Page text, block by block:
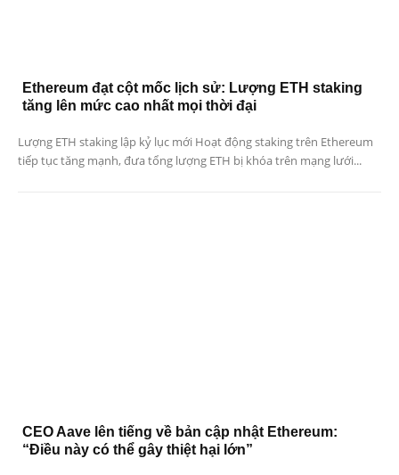
Ethereum đạt cột mốc lịch sử: Lượng ETH staking
tăng lên mức cao nhất mọi thời đại
Lượng ETH staking lập kỷ lục mới Hoạt động staking trên Ethereum
tiếp tục tăng mạnh, đưa tổng lượng ETH bị khóa trên mạng lưới...
CEO Aave lên tiếng về bản cập nhật Ethereum:
“Điều này có thể gây thiệt hại lớn”